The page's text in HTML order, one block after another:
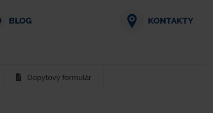
BLOG KONTAKTY
Dopytový formulár